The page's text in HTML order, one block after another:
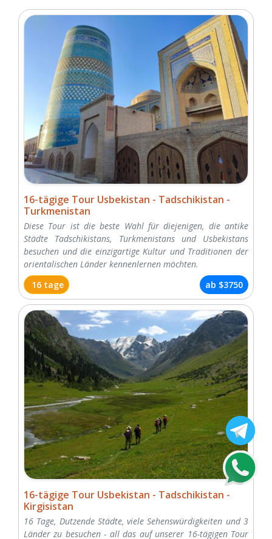
16-tägige Tour Usbekistan - Tadschikistan -
Turkmenistan
Diese Tour ist die beste Wahl für diejenigen, die antike
Städte Tadschikistans, Turkmenistans und Usbekistans
besuchen und die einzigartige Kultur und Traditionen der
orientalischen Länder kennenlernen möchten.
16 tage
ab $3750
16-tägige Tour Usbekistan - Tadschikistan -
Kirgisistan
16 Tage, Dutzende Städte, viele Sehenswürdigkeiten und 3
Länder zu besuchen - all das auf unserer 16-tägigen Tour